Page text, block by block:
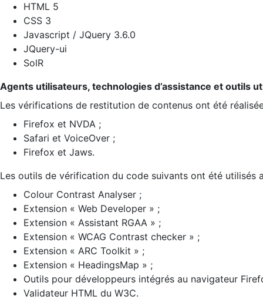
HTML 5
CSS 3
Javascript / JQuery 3.6.0
JQuery-ui
SolR
Agents utilisateurs, technologies d’assistance et outils
Les vérifications de restitution de contenus ont été
Firefox et NVDA ;
Safari et VoiceOver ;
Firefox et Jaws.
Les outils de vérification du code suivants ont été utilisés
Colour Contrast Analyser ;
Extension « Web Developer » ;
Extension « Assistant RGAA » ;
Extension « WCAG Contrast checker » ;
Extension « ARC Toolkit » ;
Extension « HeadingsMap » ;
Outils pour développeurs intégrés au navigateur
Validateur HTML du W3C.